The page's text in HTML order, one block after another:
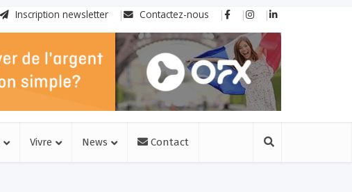
Inscription newsletter Contactez-nous
Vivre News Contact